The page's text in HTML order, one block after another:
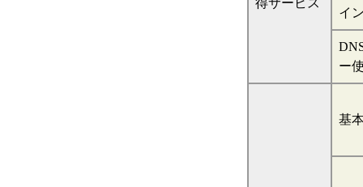
得サービス
イ
ー
基